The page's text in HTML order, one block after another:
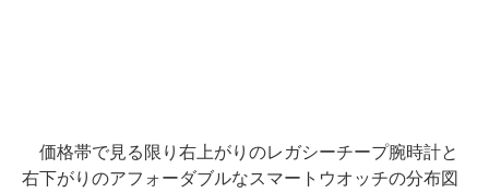
価格帯で見る限り右上がりのレガシーチープ腕時計と
右下がりのアフォーダブルなスマートウオッチの分布図